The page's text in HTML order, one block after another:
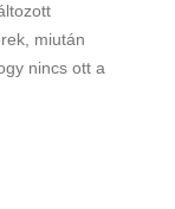
miután
nincs ott a